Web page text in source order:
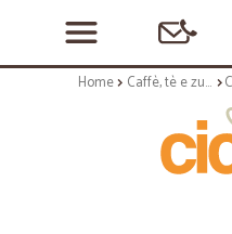
Home Caffè, tè e zucchero